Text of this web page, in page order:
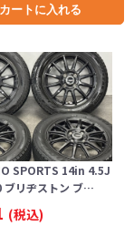
カートに入れる
SPORTS 14in 4.5J
ブリヂストン ブ…
(税込)